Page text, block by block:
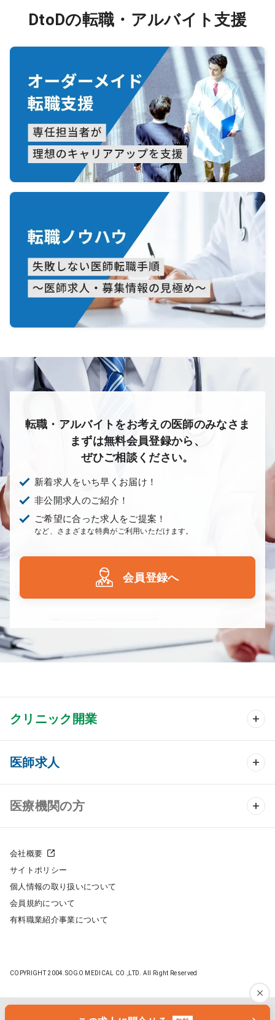
DtoDの転職・アルバイト支援
転職・アルバイトをお考えの医師のみなさま
まずは無料会員登録から、
ぜひご相談ください。
新着求人をいち早くお届け！
非公開求人のご紹介！
ご希望に合った求人をご提案！
など、さまざまな特典がご利用いただけます。
会員登録へ
クリニック開業
クリニック開業 TOP
クリニック物件検索
クリニックの開業スタイル
クリニック開業までの流れ
開業支援事例
医師求人
医師求人 TOP
常勤求人検索
スポット求人検索
転職ノウハウ
医療機関の方
採用をお考えの医療機関の方
会社概要
サイトポリシー
個人情報の取り扱いについて
会員規約について
有料職業紹介事業について
COPYRIGHT 2004.SOGO MEDICAL CO.,LTD. All Right Reserved